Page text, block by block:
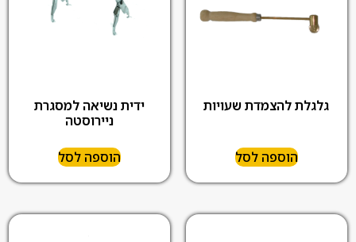
גלגלת להצמדת שעויות
הוספה לסל
ידית נשיאה למסגרת
ניירוסטה
הוספה לסל